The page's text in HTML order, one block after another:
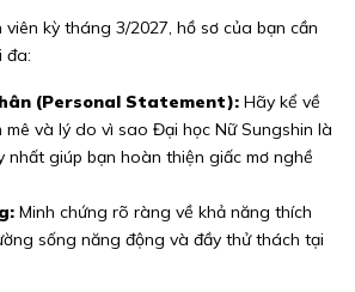
kỳ tháng 3/2027, hồ sơ của bạn cần
đa:
(Personal Statement): Hãy kể về
mê và lý do vì sao Đại học Nữ Sungshin là
nhất giúp bạn hoàn thiện giấc mơ nghề
Minh chứng rõ ràng về khả năng thích
sống năng động và đầy thử thách tại